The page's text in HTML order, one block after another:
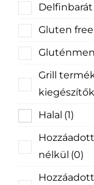
Delfinbarát
Gluten free
Grill
kiegészítők
Halal (1)
nélkül (0)